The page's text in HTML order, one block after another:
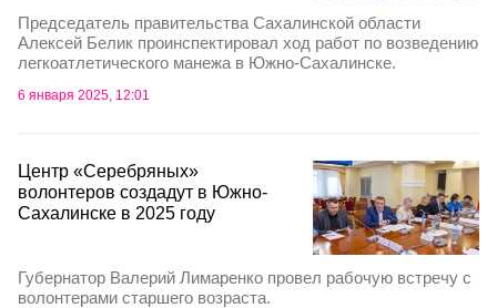
Председатель правительства Сахалинской области
Алексей Белик проинспектировал ход работ по возведению
легкоатлетического манежа в Южно-Сахалинске.
6 января 2025, 12:01
Центр «Серебряных»
волонтеров создадут в Южно-
Сахалинске в 2025 году
Губернатор Валерий Лимаренко провел рабочую встречу с
волонтерами старшего возраста.